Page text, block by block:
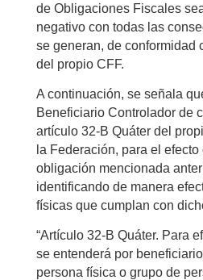
de Obligaciones Fiscales
negativo con todas las
se generan, de conformidad
del propio CFF.
A continuación, se señala
Beneficiario Controlador de
artículo 32-B Quáter del
la Federación, para el
obligación mencionada
identificando de manera
físicas que cumplan con
“Artículo 32-B Quáter. Para
se entenderá por
persona física o grupo de